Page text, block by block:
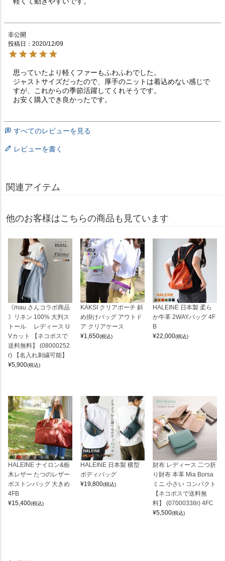
非公開
投稿日
2020/12/09
思っていたより軽くファーもふわふわでした。
ジャストサイズだったので、厚手のニットは着込めない感じで
すが、これからの季節活躍してくれそうです。
お安く購入でき良かったです。
すべてのレビューを見る
レビューを書く
関連アイテム
他のお客様はこちらの商品も見ています
《mau.さんコラボ商品
》リネン 100% 大判ス
トール レディース U
Vカット 【ネコポスで
送料無料】 (08000252
r) 【名入れ刺繍可能】
¥5,900(税込)
KAKSI クリアポーチ 斜
め掛けバッグ アウトド
ア クリアケース
¥1,650(税込)
HALEINE 日本製 柔ら
か牛革 2WAYバッグ 4F
B
¥22,000(税込)
HALEINE ナイロン&栃
木レザー たつのレザー
ボストンバッグ 大きめ
4FB
¥15,400(税込)
HALEINE 日本製 横型
ボディバッグ
¥19,800(税込)
財布 レディース 二つ折
り財布 本革 Mia Borsa
ミニ 小さい コンパクト
【ネコポスで送料無
料】 (07000338r) 4FC
¥5,500(税込)